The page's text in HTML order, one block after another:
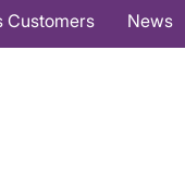
Customers News